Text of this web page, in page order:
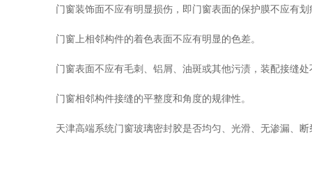
门窗装饰面不应有明显损伤，即门窗表面的保护膜不应有划
门窗上相邻构件的着色表面不应有明显的色差。
门窗表面不应有毛刺、铝屑、油斑或其他污渍，装配接缝
门窗相邻构件接缝的平整度和角度的规律性。
天津高端系统门窗玻璃密封胶是否均匀、光滑、无渗漏、